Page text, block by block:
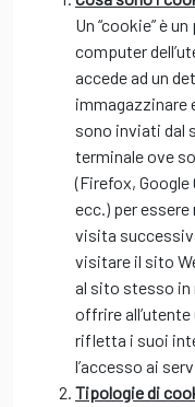
Un “cookie” è
computer
accede ad un
immagazzinare
sono inviati dal
terminale ove
(Firefox,
ecc.) per
visita
visitare il sito
al sito stesso in
offrire all’utente
rifletta i suoi
l’accesso ai
Tipologie di